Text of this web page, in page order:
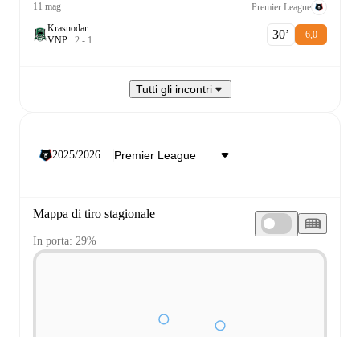
11 mag
Premier League
Krasnodar
VNP 2 - 1 30‎’‎ 6,0
Tutti gli incontri
2025/2026
Mappa di tiro stagionale
In porta: 29%